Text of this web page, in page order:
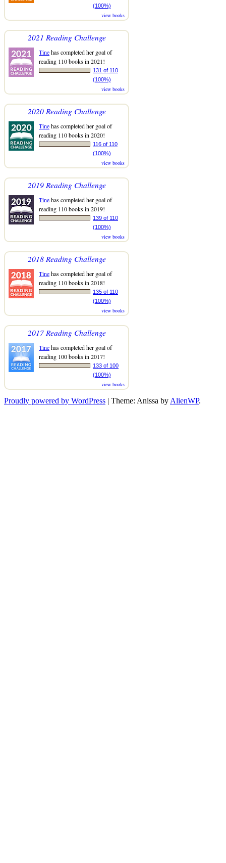
(100%)
view books
2021 Reading Challenge
Tinehas completed her goal of
reading 110 books in 2021!
131 of 110
(100%)
view books
2020 Reading Challenge
Tinehas completed her goal of
reading 110 books in 2020!
116 of 110
(100%)
view books
2019 Reading Challenge
Tinehas completed her goal of
reading 110 books in 2019!
139 of 110
(100%)
view books
2018 Reading Challenge
Tinehas completed her goal of
reading 110 books in 2018!
135 of 110
(100%)
view books
2017 Reading Challenge
Tinehas completed her goal of
reading 100 books in 2017!
133 of 100
(100%)
view books
Proudly powered by WordPress | Theme: Anissa by AlienWP.